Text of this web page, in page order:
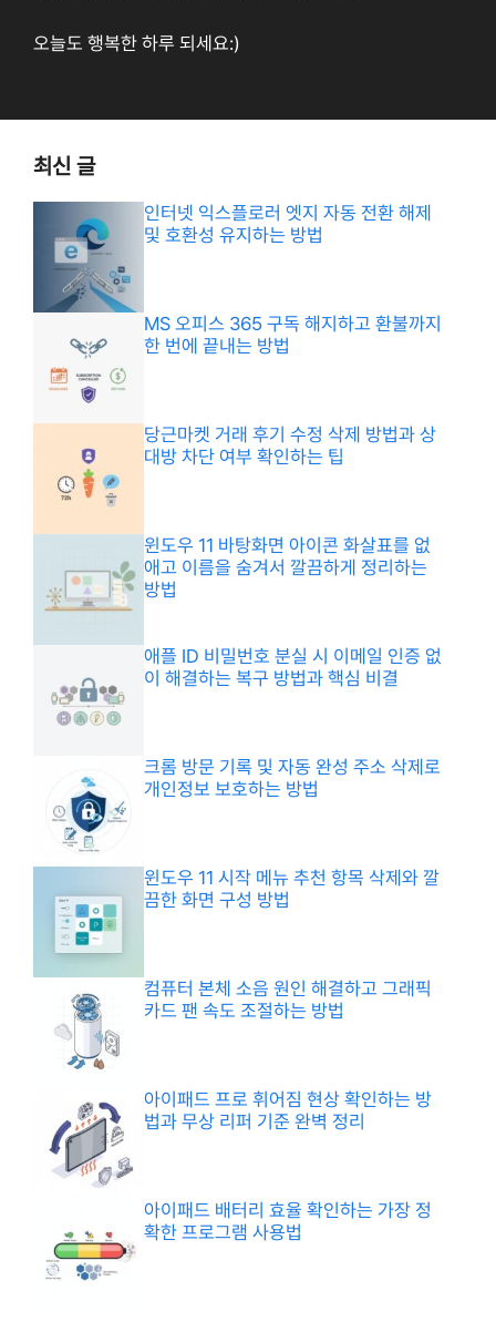
오늘도 행복한 하루 되세요:)
최신 글
인터넷 익스플로러 엣지 자동 전환 해제
및 호환성 유지하는 방법
MS 오피스 365 구독 해지하고 환불까지
한 번에 끝내는 방법
당근마켓 거래 후기 수정 삭제 방법과 상
대방 차단 여부 확인하는 팁
윈도우 11 바탕화면 아이콘 화살표를 없
애고 이름을 숨겨서 깔끔하게 정리하는
방법
애플 ID 비밀번호 분실 시 이메일 인증 없
이 해결하는 복구 방법과 핵심 비결
크롬 방문 기록 및 자동 완성 주소 삭제로
개인정보 보호하는 방법
윈도우 11 시작 메뉴 추천 항목 삭제와 깔
끔한 화면 구성 방법
컴퓨터 본체 소음 원인 해결하고 그래픽
카드 팬 속도 조절하는 방법
아이패드 프로 휘어짐 현상 확인하는 방
법과 무상 리퍼 기준 완벽 정리
아이패드 배터리 효율 확인하는 가장 정
확한 프로그램 사용법